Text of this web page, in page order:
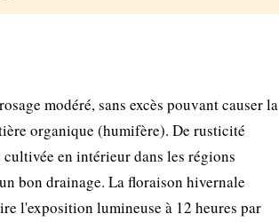
modéré, sans excès pouvant causer la
organique (humifère). De rusticité
en intérieur dans les régions
bon drainage. La floraison hivernale
l'exposition lumineuse à 12 heures par